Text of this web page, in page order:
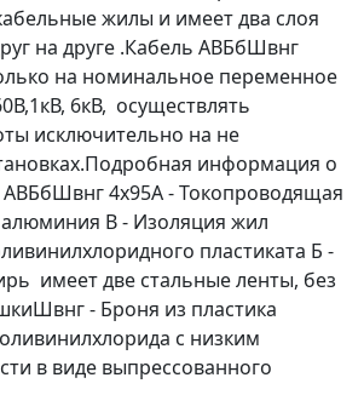
жилы и имеет два слоя
на друге .Кабель АВБбШвнг
на номинальное переменное
6кВ, осуществлять
исключительно на не
информация о
4х95А - Токопроводящая
В - Изоляция жил
пластиката Б -
имеет две стальные ленты, без
- Броня из пластика
с низким
в виде выпрессованного